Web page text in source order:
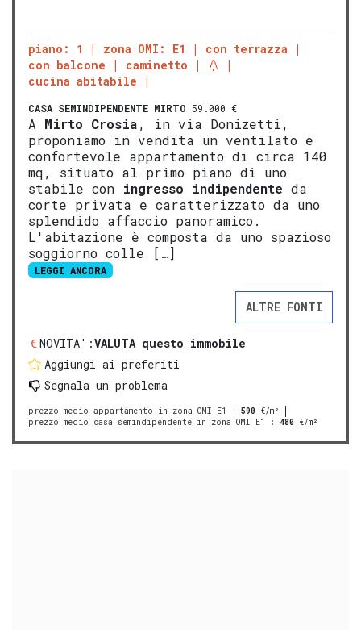
piano: 1 zona OMI: E1
con terrazza
con balcone
caminetto
cucina abitabile
CASA SEMINDIPENDENTE MIRTO 59.000 €
A Mirto Crosia, in via Donizetti,
proponiamo in vendita un ventilato e
confortevole appartamento di circa 140
mq, situato al primo piano di uno
stabile con ingresso indipendente da
corte privata e caratterizzato da uno
splendido affaccio panoramico.
L'abitazione è composta da uno spazioso
soggiorno colle […]
LEGGI ANCORA
ALTRE FONTI
NOVITA':VALUTA questo immobile
Aggiungi ai preferiti
Segnala un problema
prezzo medio appartamento in zona OMI E1 : 590 €/m²
prezzo medio casa semindipendente in zona OMI E1
: 480 €/m²